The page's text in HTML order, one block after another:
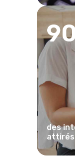
des
attirés